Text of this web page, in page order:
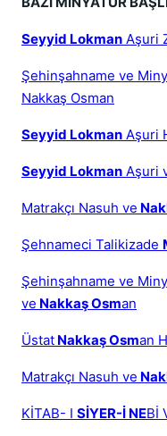
Seyyid Lokman Aşuri
Şehinşahname ve
Nakkaş Osman
Seyyid Lokman Aşuri
Seyyid Lokman Aşuri
Matrakçı Nasuh ve
Şehnameci Talikizade
Şehinşahname ve
ve Nakkaş Osman
Üstat Nakkaş Osman
Matrakçı Nasuh ve
KİTAB- I SİYER-İ NEBİ